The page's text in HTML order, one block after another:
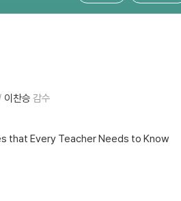
이찬승 감수
that Every Teacher Needs to Know